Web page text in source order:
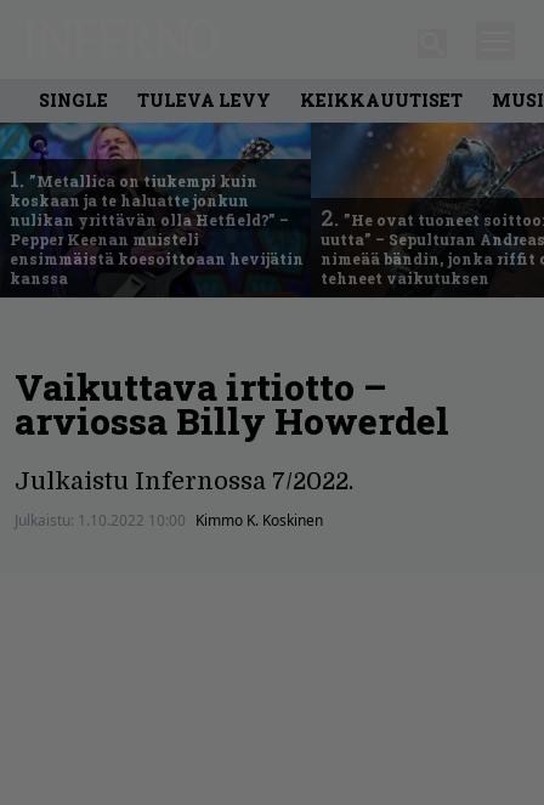
SINGLE TULEVA LEVY KEIKKAUUTISET
1. ”Metallica on tiukempi kuin
koskaan ja te haluatte jonkun
nulikan yrittävän olla Hetfield?” –
Pepper Keenan muisteli
ensimmäistä koesoittoaan hevijätin
kanssa
2. ”He ovat tuoneet
uutta” – Sepulturan
nimeää bändin, jonka riffit
tehneet vaikutuksen
Vaikuttava irtiotto –
arviossa Billy Howerdel
Julkaistu Infernossa 7/2022.
Julkaistu: 1.10.2022 10:00 Kimmo K. Koskinen